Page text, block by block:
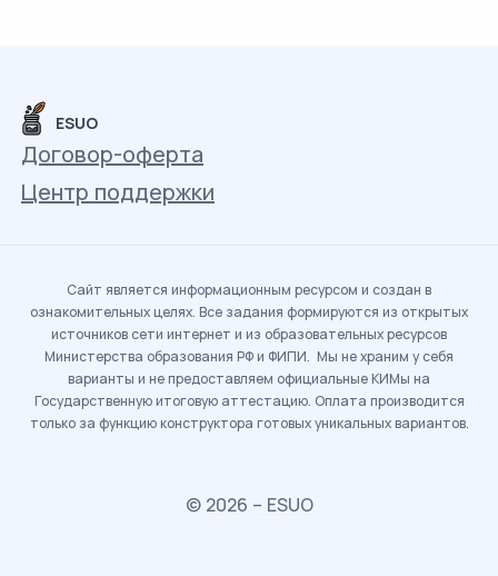
ESUO
Договор-оферта
Центр поддержки
Сайт является информационным ресурсом и создан в
ознакомительных целях. Все задания формируются из открытых
источников сети интернет и из образовательных ресурсов
Министерства образования РФ и ФИПИ. Мы не храним у себя
варианты и не предоставляем официальные КИМы на
Государственную итоговую аттестацию. Оплата производится
только за функцию конструктора готовых уникальных вариантов.
© 2026 – ESUO